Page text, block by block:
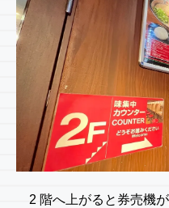
2 階へ上がると券売機